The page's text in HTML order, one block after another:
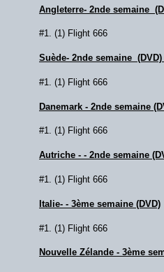
Angleterre- 2nde semaine
#1. (1) Flight 666
Suède- 2nde semaine (DVD)
#1. (1) Flight 666
Danemark - 2nde semaine
#1. (1) Flight 666
Autriche - - 2nde semaine
#1. (1) Flight 666
Italie- - 3ème semaine (DVD)
#1. (1) Flight 666
Nouvelle Zélande - 3ème